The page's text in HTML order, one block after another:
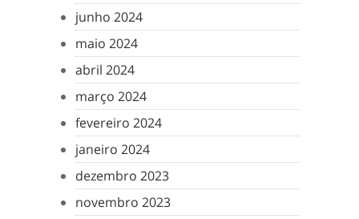
junho 2024
maio 2024
abril 2024
março 2024
fevereiro 2024
janeiro 2024
dezembro 2023
novembro 2023